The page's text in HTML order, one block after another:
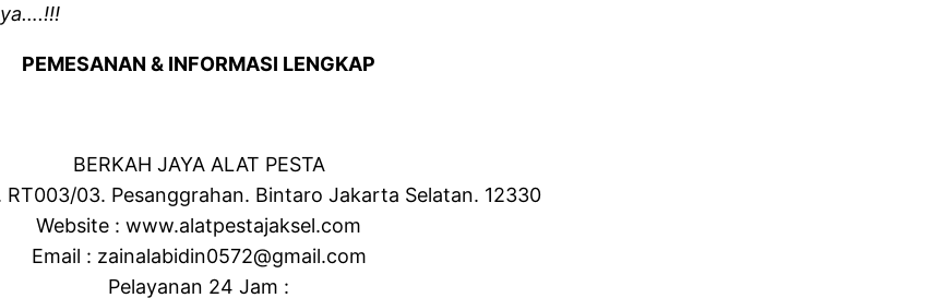
PEMESANAN & INFORMASI LENGKAP
BERKAH JAYA ALAT PESTA
RT003/03. Pesanggrahan. Bintaro Jakarta Selatan. 12330
Website : www.alatpestajaksel.com
Email : zainalabidin0572@gmail.com
Pelayanan 24 Jam :